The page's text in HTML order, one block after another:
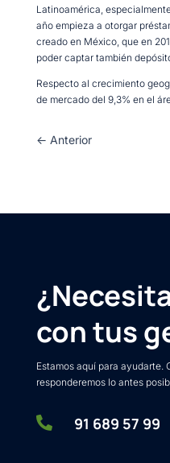
Latinoamérica,
año empieza a otorgar
creado en México, que en
poder captar también
Respecto al crecimiento
de mercado del 9,3% en el
← Anterior
con tus
Estamos aquí para ayudarte.
responderemos lo antes
 91 689 57 99